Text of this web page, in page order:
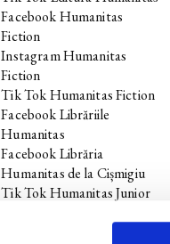
Facebook Humanitas
Fiction
Instagram Humanitas
Fiction
Tik Tok Humanitas Fiction
Facebook Librăriile
Humanitas
Facebook Librăria
Humanitas de la Cișmigiu
Tik Tok Humanitas Junior